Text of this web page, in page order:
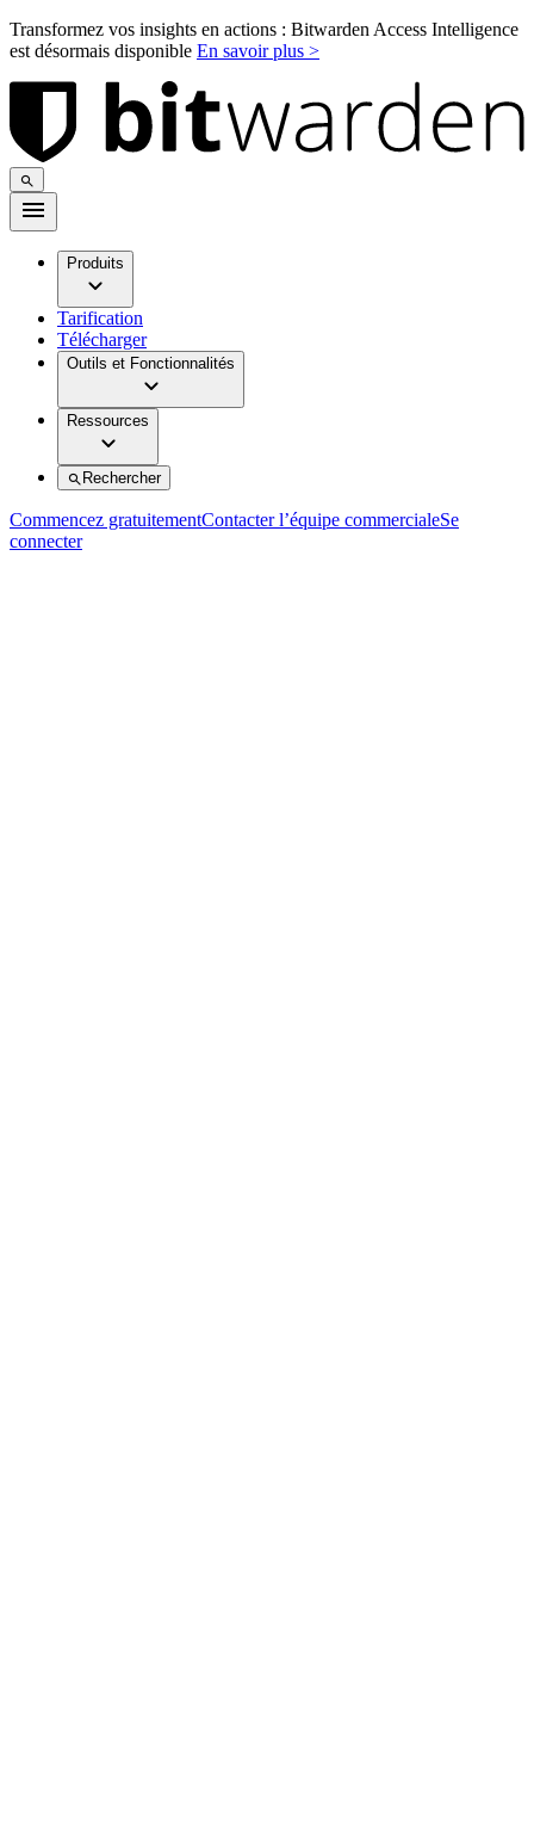
Transformez vos insights en actions : Bitwarden Access Intelligence
est désormais disponible En savoir plus >
Produits
Tarification
Télécharger
Outils et Fonctionnalités
Ressources
Rechercher
Commencez gratuitementContacter l’équipe commercialeSe
connecter